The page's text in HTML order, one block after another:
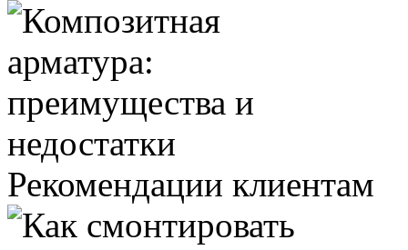
Рекомендации клиентам